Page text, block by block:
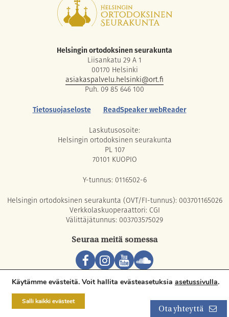
Helsingin ortodoksinen seurakunta
Liisankatu 29 A 1
00170 Helsinki
asiakaspalvelu.helsinki@ort.fi
Puh. 09 85 646 100
Tietosuojaseloste
ReadSpeaker webReader
Laskutusosoite:
Helsingin ortodoksinen seurakunta
PL 107
70101 KUOPIO
Y-tunnus: 0116502-6
Helsingin ortodoksinen seurakunta (OVT/FI-tunnus): 003701165026
Verkkolaskuoperaattori: CGI
Välittäjätunnus: 003703575029
Seuraa meitä somessa
Copyright © 2026 Orthodox Parish of Helsinki. All rights reserved.
Ota yhteyttä
Käytämme evästeitä. Voit hallita evästeasetuksia asetussivulla.
Salli kaikki evästeet